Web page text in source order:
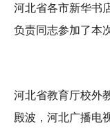
河北省各市新华书
负责同志参加了本
河北省教育厅校外
殿波，河北广播电